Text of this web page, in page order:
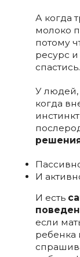
А когда
молоко
потому
ресурс и
спастись.
У людей,
когда
И
И есть
если
ребенка